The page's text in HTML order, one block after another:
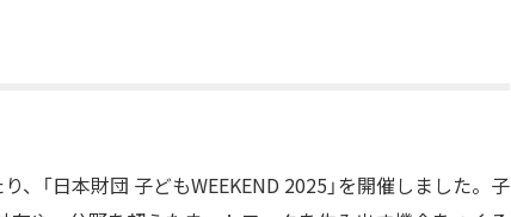
「日本財団 子どもWEEKEND 2025」を開催しました。子